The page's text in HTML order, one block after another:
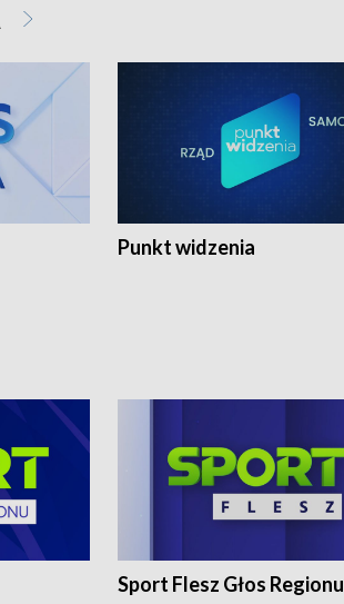
Punkt widzenia
Sport Flesz Głos Regionu